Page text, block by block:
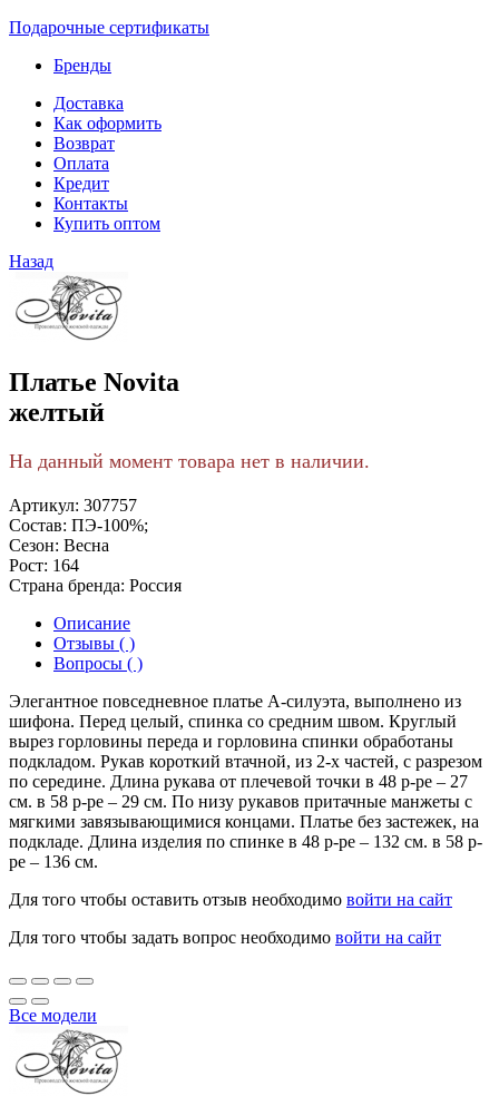
Подарочные сертификаты
Бренды
Доставка
Как оформить
Возврат
Оплата
Кредит
Контакты
Купить оптом
Назад
Платье Novita
желтый
На данный момент товара нет в наличии.
Артикул: 307757
Состав: ПЭ-100%;
Сезон: Весна
Рост: 164
Страна бренда: Россия
Описание
Отзывы ( )
Вопросы ( )
Элегантное повседневное платье А-силуэта, выполнено из
шифона. Перед целый, спинка со средним швом. Круглый
вырез горловины переда и горловина спинки обработаны
подкладом. Рукав короткий втачной, из 2-х частей, с разрезом
по середине. Длина рукава от плечевой точки в 48 р-ре – 27
см. в 58 р-ре – 29 см. По низу рукавов притачные манжеты с
мягкими завязывающимися концами. Платье без застежек, на
подкладе. Длина изделия по спинке в 48 р-ре – 132 см. в 58 р-
ре – 136 см.
Для того чтобы оставить отзыв необходимо войти на сайт
Для того чтобы задать вопрос необходимо войти на сайт
Все модели